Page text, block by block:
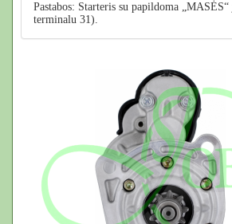
Pastabos: Starteris su papildoma
terminalu 31).